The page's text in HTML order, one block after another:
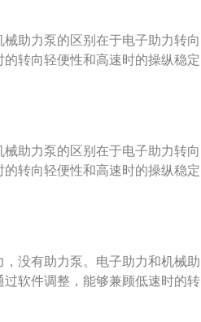
传感器），转向助力机构（电
4、电动机仅在需要助力时工
据输入扭矩和转向角的大小产生
的转向助力。
转向轴（小齿轮轴）连接在一
输入轴和输出轴在扭杆作用下产
根据车速传感器和转矩传感器的
从而完成实时控制助力转向；
基础上发展起来的。它利用电动
传感器），转向助力机构（电
4、电动机仅在需要助力时工
据输入扭矩和转向角的大小产生
的转向助力。
助力泵的区别在于电子助力转向
转向轻便性和高速时的操纵稳定
便液压坏了也还是能正常打方
转向轴（小齿轮轴）连接在一
输入轴和输出轴在扭杆作用下产
根据车速传感器和转矩传感器的
从而完成实时控制助力转向；
基础上发展起来的。它利用电动
传感器），转向助力机构（电
4、电动机仅在需要助力时工
据输入扭矩和转向角的大小产生
的转向助力。
助力泵的区别在于电子助力转向
转向轻便性和高速时的操纵稳定
便液压坏了也还是能正常打方
转向轴（小齿轮轴）连接在一
输入轴和输出轴在扭杆作用下产
根据车速传感器和转矩传感器的
从而完成实时控制助力转向；
基础上发展起来的。它利用电动
没有助力泵。电子助力和机械助
软件调整，能够兼顾低速时的转
靠性强，不依赖电子系统，即便